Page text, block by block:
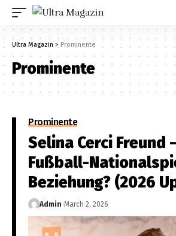
Ultra Magazin > Prominente
Prominente
Prominente
Selina Cerci Freund
Fußball-
Beziehung? (2026
Admin March 2, 2026